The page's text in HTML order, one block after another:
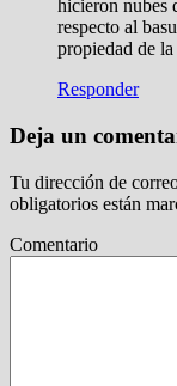
hicieron nubes
respecto al
propiedad de
Responder
Deja un
Tu dirección de
obligatorios están
Comentario